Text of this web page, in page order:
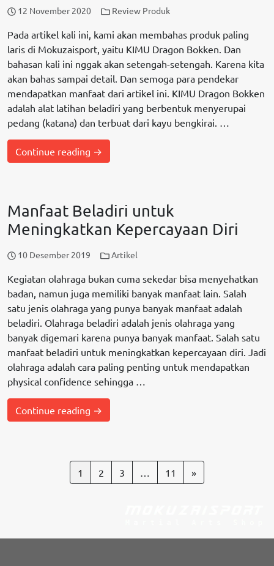
12 November 2020 Review Produk
Pada artikel kali ini, kami akan membahas produk paling
laris di Mokuzaisport, yaitu KIMU Dragon Bokken. Dan
bahasan kali ini nggak akan setengah-setengah. Karena kita
akan bahas sampai detail. Dan semoga para pendekar
mendapatkan manfaat dari artikel ini. KIMU Dragon Bokken
adalah alat latihan beladiri yang berbentuk menyerupai
pedang (katana) dan terbuat dari kayu bengkirai. …
Continue reading →
Manfaat Beladiri untuk
Meningkatkan Kepercayaan Diri
10 Desember 2019 Artikel
Kegiatan olahraga bukan cuma sekedar bisa menyehatkan
badan, namun juga memiliki banyak manfaat lain. Salah
satu jenis olahraga yang punya banyak manfaat adalah
beladiri. Olahraga beladiri adalah jenis olahraga yang
banyak digemari karena punya banyak manfaat. Salah satu
manfaat beladiri untuk meningkatkan kepercayaan diri. Jadi
olahraga adalah cara paling penting untuk mendapatkan
physical confidence sehingga …
Continue reading →
1 2 3 … 11 »